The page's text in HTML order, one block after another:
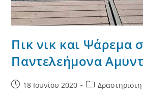
Πικ νικ και Ψάρεμα
Παντελεήμονα
Post18 Ιουνίου 2020
Post